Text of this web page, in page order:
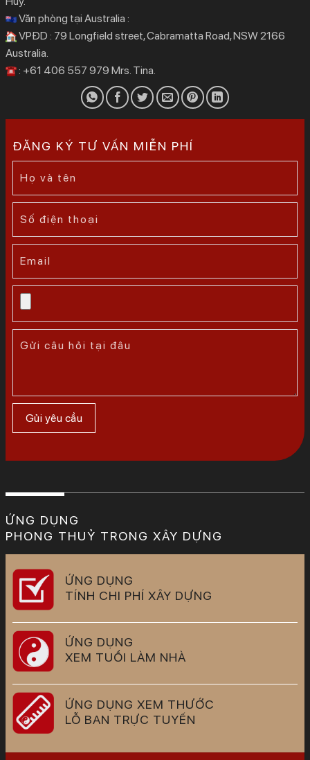
Văn phòng tại Australia :
VPĐD : 79 Longfield street, Cabramatta Road, NSW 2166
Australia.
: +61 406 557 979 Mrs. Tina.
ĐĂNG KÝ TƯ VẤN MIỄN PHÍ
ỨNG DỤNG
PHONG THUỶ TRONG XÂY DỰNG
ỨNG DỤNG
TÍNH CHI PHÍ XÂY DỰNG
ỨNG DỤNG
XEM TUỔI LÀM NHÀ
ỨNG DỤNG XEM THƯỚC
LỖ BAN TRỰC TUYẾN